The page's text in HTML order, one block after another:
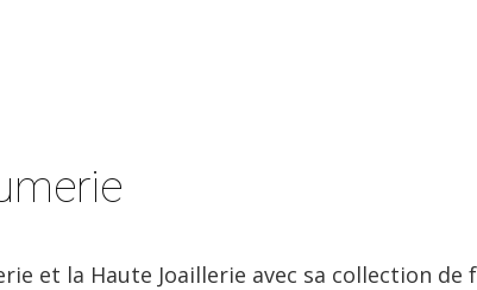
et la Haute Joaillerie avec sa collection de